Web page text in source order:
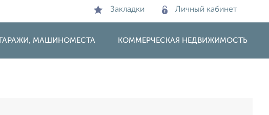
Закладки Личный кабинет
ГАРАЖИ, МАШИНОМЕСТА КОММЕРЧЕСКАЯ НЕДВИЖИМОСТЬ